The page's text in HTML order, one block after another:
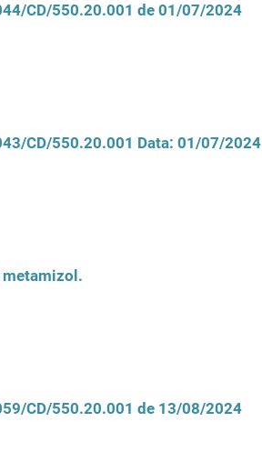
CD/550.20.001 de 01/07/2024
CD/550.20.001 Data: 01/07/2024
CD/550.20.001 de 13/08/2024